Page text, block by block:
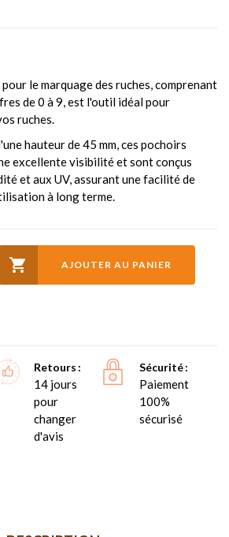
le marquage des ruches, comprenant
de 0 à 9, est l'outil idéal pour
ruches.
hauteur de 45 mm, ces pochoirs
excellente visibilité et sont conçus
et aux UV, assurant une facilité de
à long terme.
 AJOUTER AU PANIER
Retours
14 jours
pour
changer
d'avis
Sécurité
Paiement
100%
sécurisé